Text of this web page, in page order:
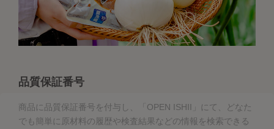
品質保証番号
商品に品質保証番号を付与し、「OPEN ISHII」にて、どなた
でも簡単に原材料の履歴や検査結果などの情報を検索できる